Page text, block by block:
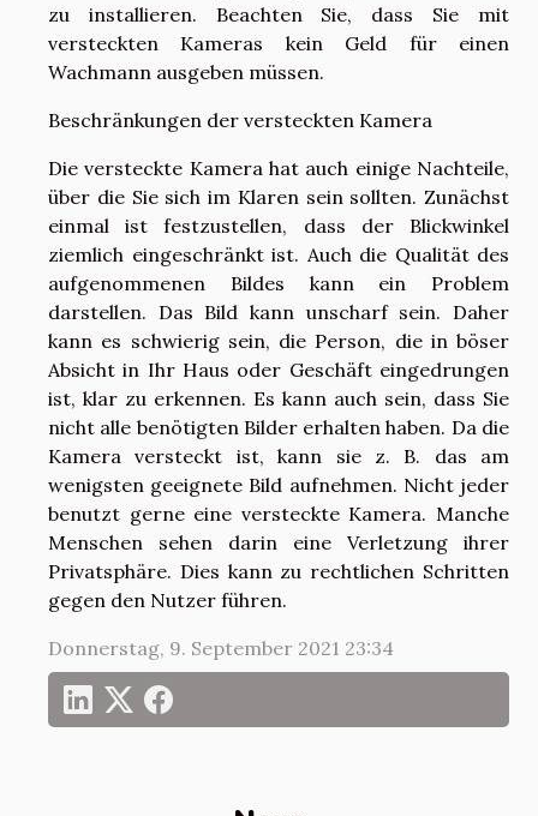
zu installieren. Beachten Sie, dass Sie mit
versteckten Kameras kein Geld für einen
Wachmann ausgeben müssen.
Beschränkungen der versteckten Kamera
Die versteckte Kamera hat auch einige Nachteile,
über die Sie sich im Klaren sein sollten. Zunächst
einmal ist festzustellen, dass der Blickwinkel
ziemlich eingeschränkt ist. Auch die Qualität des
aufgenommenen Bildes kann ein Problem
darstellen. Das Bild kann unscharf sein. Daher
kann es schwierig sein, die Person, die in böser
Absicht in Ihr Haus oder Geschäft eingedrungen
ist, klar zu erkennen. Es kann auch sein, dass Sie
nicht alle benötigten Bilder erhalten haben. Da die
Kamera versteckt ist, kann sie z. B. das am
wenigsten geeignete Bild aufnehmen. Nicht jeder
benutzt gerne eine versteckte Kamera. Manche
Menschen sehen darin eine Verletzung ihrer
Privatsphäre. Dies kann zu rechtlichen Schritten
gegen den Nutzer führen.
Donnerstag, 9. September 2021 23:34